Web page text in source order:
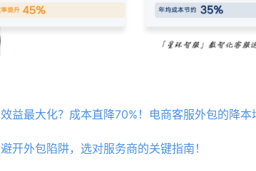
益最大化？成本直降70%！电商客服外包的降本
开外包陷阱，选对服务商的关键指南！